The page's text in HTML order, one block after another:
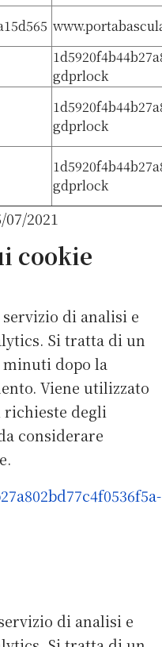
gdprlock
gdprlock
gdprlock
2021
cookie
di analisi e
Si tratta di un
minuti dopo la
Viene utilizzato
degli
considerare
di analisi e